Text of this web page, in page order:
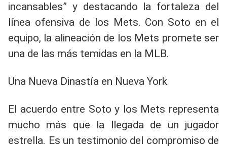
incansables” y destacando la fortaleza del
línea ofensiva de los Mets. Con Soto en el
equipo, la alineación de los Mets promete ser
una de las más temidas en la MLB.
Una Nueva Dinastía en Nueva York
El acuerdo entre Soto y los Mets representa
mucho más que la llegada de un jugador
estrella. Es un testimonio del compromiso de